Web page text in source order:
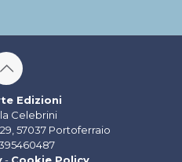
Edizioni
Celebrini
57037 Portoferraio